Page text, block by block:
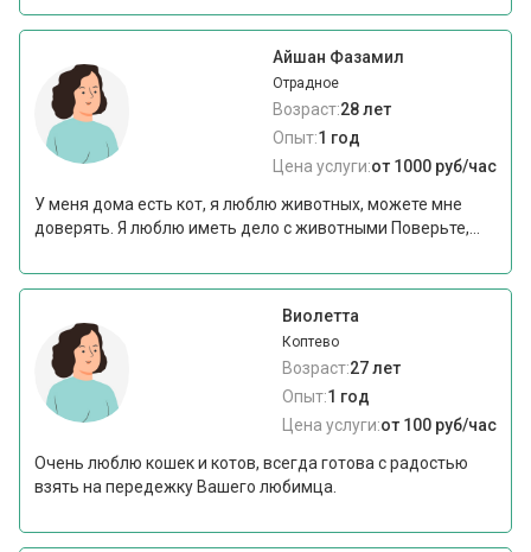
Айшан Фазамил
Отрадное
Возраст:28 лет
Опыт:1 год
Цена услуги:от 1000 руб/час
У меня дома есть кот, я люблю животных, можете мне
доверять. Я люблю иметь дело с животными Поверьте,...
Виолетта
Коптево
Возраст:27 лет
Опыт:1 год
Цена услуги:от 100 руб/час
Очень люблю кошек и котов, всегда готова с радостью
взять на передежку Вашего любимца.